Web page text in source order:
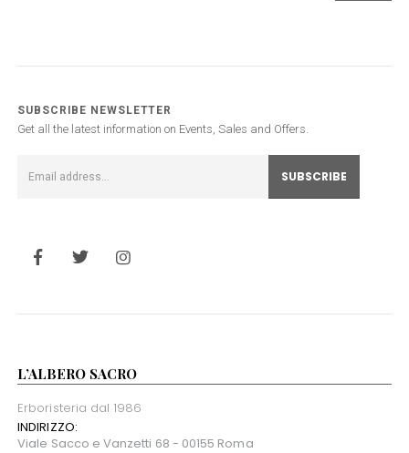
SUBSCRIBE NEWSLETTER
Get all the latest information on Events, Sales and Offers.
L’ALBERO SACRO
Erboristeria dal 1986
INDIRIZZO:
Viale Sacco e Vanzetti 68 - 00155 Roma